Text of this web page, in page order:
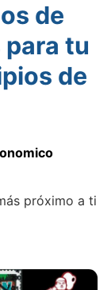
de
tu
de
próximo a ti